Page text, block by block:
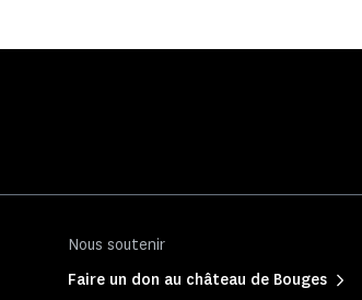
Nous soutenir
Faire un don au château de Bouges